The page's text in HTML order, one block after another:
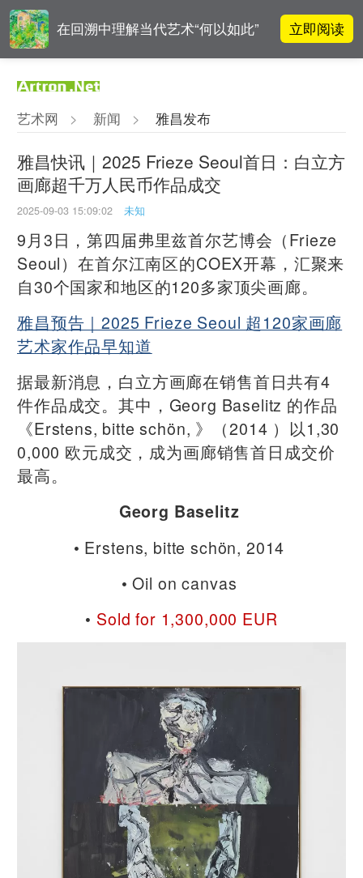
在回溯中理解当代艺术“何以如此” 立即阅读
发起全球维权
对话 | “道法自然” 范一夫山水中的
破界与归真
吕晓：北京画院两个中心十年 跨学
科带来齐白石研究新突破
艺术网 > 新闻 > 雅昌发布
雅昌快讯｜2025 Frieze Seoul首日：白立方
画廊超千万人民币作品成交
2025-09-03 15:09:02 未知
9月3日，第四届弗里兹首尔艺博会（Frieze
Seoul）在首尔江南区的COEX开幕，汇聚来
自30个国家和地区的120多家顶尖画廊。
雅昌预告｜2025 Frieze Seoul 超120家画廊
艺术家作品早知道
据最新消息，白立方画廊在销售首日共有4
件作品成交。其中， Georg Baselitz 的作品
《Erstens, bitte schön, 》（2014 ）以1,30
0,000 欧元成交，成为画廊销售首日成交价
最高。
Georg Baselitz
• Erstens, bitte schön, 2014
• Oil on canvas
• Sold for 1,300,000 EUR